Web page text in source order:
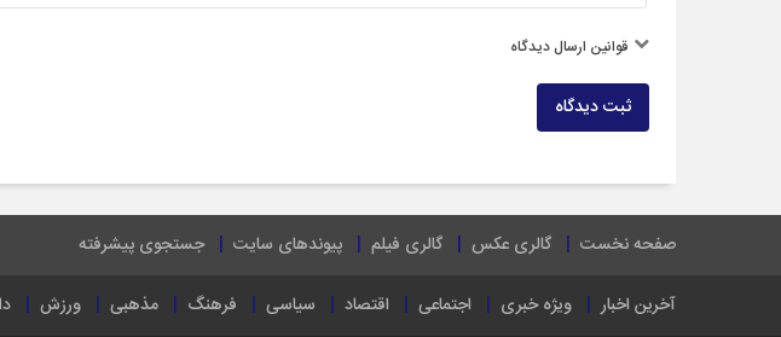
قوانین ارسال دیدگاه
ثبت دیدگاه
صفحه نخست گالری عکس گالری فیلم پیوندهای سایت جستجوی پیشرفته
آخرین اخبار ویژه خبری اجتماعی اقتصاد سیاسی فرهنگ مذهبی ورزش